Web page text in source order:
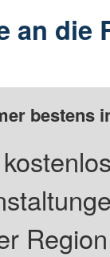
an die
bestens